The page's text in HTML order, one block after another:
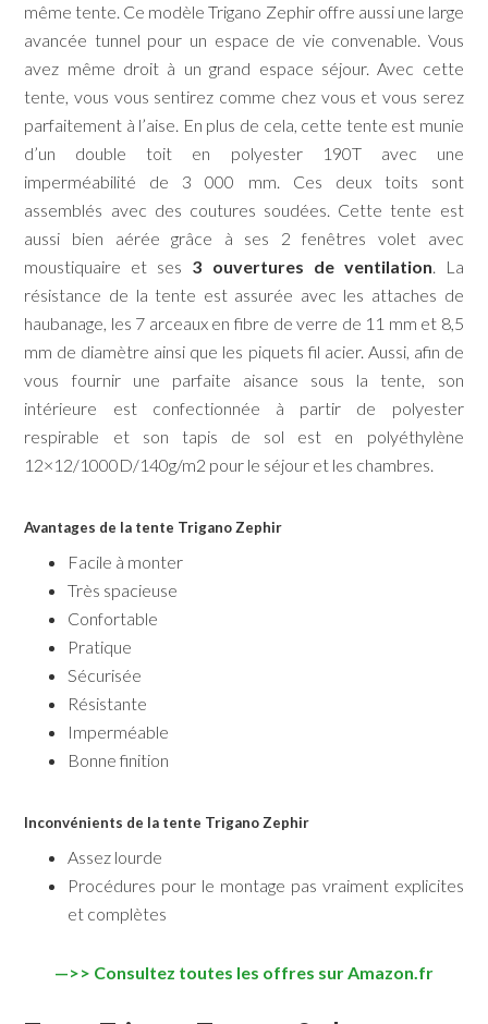
même tente. Ce modèle Trigano Zephir offre aussi une large
avancée tunnel pour un espace de vie convenable. Vous
avez même droit à un grand espace séjour. Avec cette
tente, vous vous sentirez comme chez vous et vous serez
parfaitement à l’aise. En plus de cela, cette tente est munie
d’un double toit en polyester 190T avec une
imperméabilité de 3 000 mm. Ces deux toits sont
assemblés avec des coutures soudées. Cette tente est
aussi bien aérée grâce à ses 2 fenêtres volet avec
moustiquaire et ses 3 ouvertures de ventilation. La
résistance de la tente est assurée avec les attaches de
haubanage, les 7 arceaux en fibre de verre de 11 mm et 8,5
mm de diamètre ainsi que les piquets fil acier. Aussi, afin de
vous fournir une parfaite aisance sous la tente, son
intérieure est confectionnée à partir de polyester
respirable et son tapis de sol est en polyéthylène
12×12/1000D/140g/m2 pour le séjour et les chambres.
Avantages de la tente Trigano Zephir
Facile à monter
Très spacieuse
Confortable
Pratique
Sécurisée
Résistante
Imperméable
Bonne finition
Inconvénients de la tente Trigano Zephir
Assez lourde
Procédures pour le montage pas vraiment explicites
et complètes
—>> Consultez toutes les offres sur Amazon.fr